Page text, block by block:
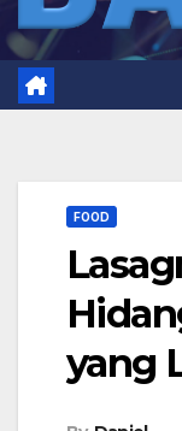
FOOD
yang